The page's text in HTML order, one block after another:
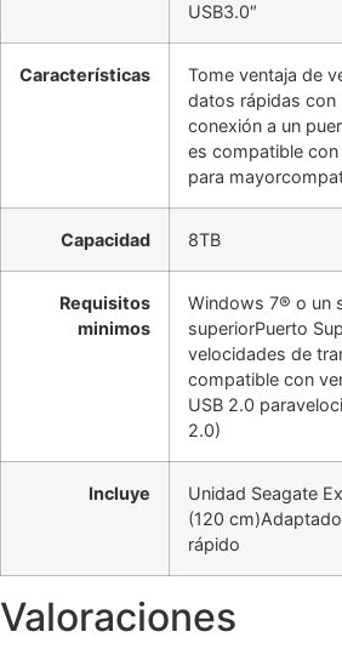
USB3.0″
Características
Tome ventaja de
datos rápidas con
conexión a un
es compatible
para
Capacidad 8TB
Requisitos
minimos
Windows 7® o un
superiorPuerto
velocidades de
compatible con
USB 2.0
2.0)
Incluye
Unidad Seagate
(120
rápido
Valoraciones